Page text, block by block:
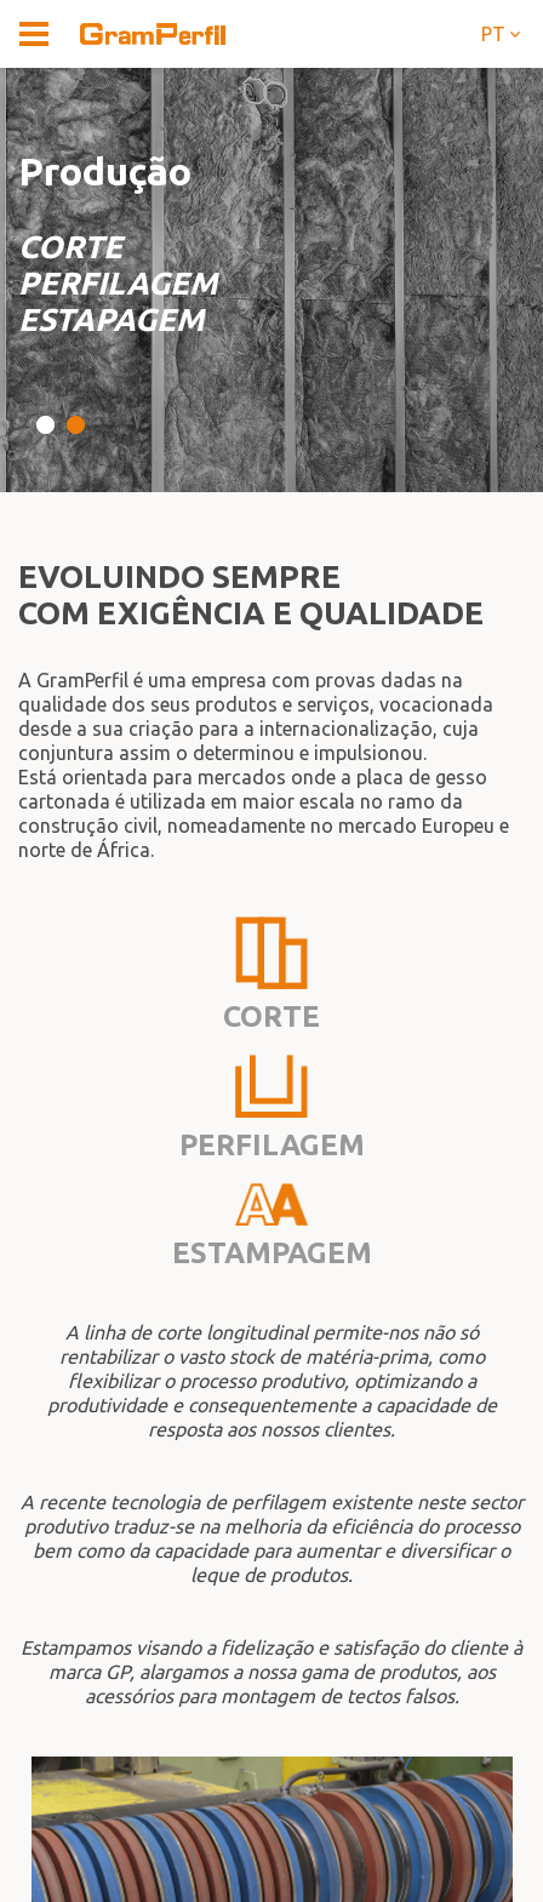
PT
Produção
CORTE
PERFILAGEM
ESTAPAGEM
EVOLUINDO SEMPRE
COM EXIGÊNCIA E QUALIDADE
A GramPerfil é uma empresa com provas dadas na
qualidade dos seus produtos e serviços, vocacionada
desde a sua criação para a internacionalização, cuja
conjuntura assim o determinou e impulsionou.
Está orientada para mercados onde a placa de gesso
cartonada é utilizada em maior escala no ramo da
construção civil, nomeadamente no mercado Europeu e
norte de África.
CORTE
PERFILAGEM
ESTAMPAGEM
A linha de corte longitudinal permite-nos não só
rentabilizar o vasto stock de matéria-prima, como
flexibilizar o processo produtivo, optimizando a
produtividade e consequentemente a capacidade de
resposta aos nossos clientes.
A recente tecnologia de perfilagem existente neste sector
produtivo traduz-se na melhoria da eficiência do processo
bem como da capacidade para aumentar e diversificar o
leque de produtos.
Estampamos visando a fidelização e satisfação do cliente à
marca GP, alargamos a nossa gama de produtos, aos
acessórios para montagem de tectos falsos.